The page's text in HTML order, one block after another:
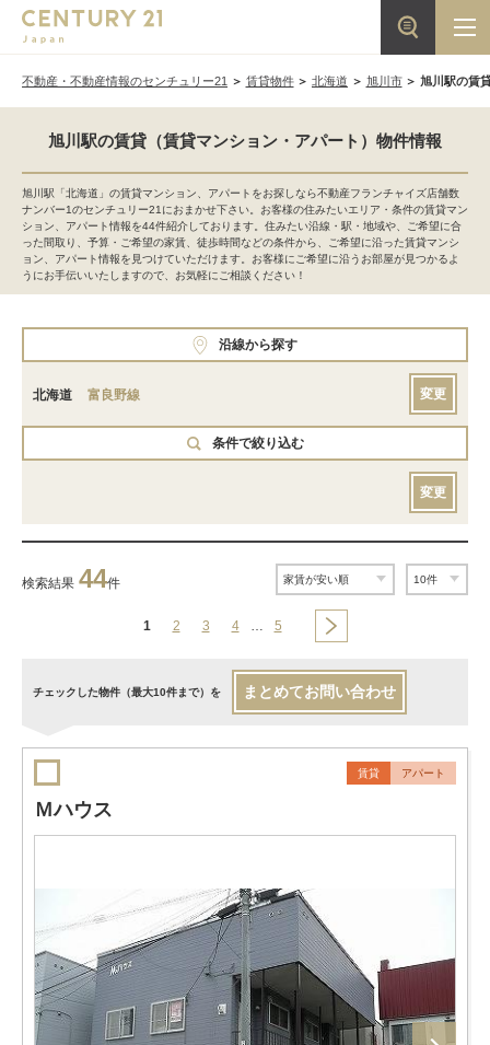
不動産・不動産情報のセンチュリー21 賃貸物件 北海道 旭川市 旭川駅の賃
旭川駅の賃貸（賃貸マンション・アパート）物件情報
旭川駅「北海道」の賃貸マンション、アパートをお探しなら不動産フランチャイズ店舗数
ナンバー1のセンチュリー21におまかせ下さい。お客様の住みたいエリア・条件の賃貸マン
ション、アパート情報を44件紹介しております。住みたい沿線・駅・地域や、ご希望に合
った間取り、予算・ご希望の家賃、徒歩時間などの条件から、ご希望に沿った賃貸マンシ
ョン、アパート情報を見つけていただけます。お客様にご希望に沿うお部屋が見つかるよ
うにお手伝いいたしますので、お気軽にご相談ください！
沿線から探す
北海道 富良野線 変更
条件で絞り込む
変更
検索結果 44件
1 2 3 4 … 5
チェックした物件（最大10件まで）を まとめてお問い合わせ
賃貸 アパート
Ｍハウス